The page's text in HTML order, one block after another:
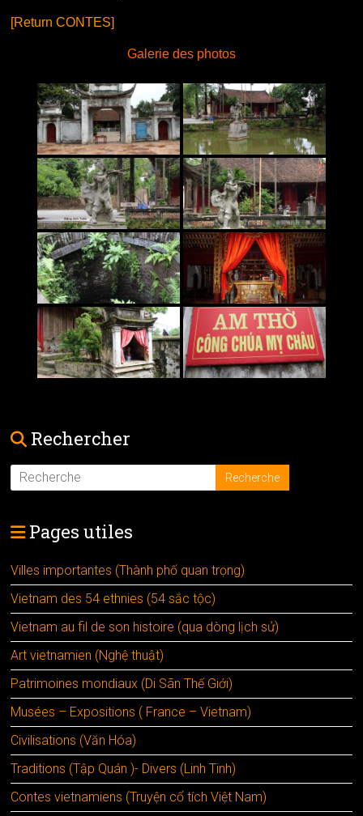
[Return CONTES]
Galerie des photos
Rechercher
Pages utiles
Villes importantes (Thành phố quan trọng)
Vietnam des 54 ethnies (54 sắc tộc)
Vietnam au fil de son histoire (qua dòng lịch sử)
Art vietnamien (Nghệ thuật)
Patrimoines mondiaux (Di Sãn Thế Giới)
Musées – Expositions ( France – Vietnam)
Civilisations (Văn Hóa)
Traditions (Tập Quán )- Divers (Linh Tinh)
Contes vietnamiens (Truyện cổ tích Việt Nam)